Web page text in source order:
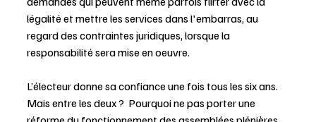
légalité et mettre les services dans l'embarras, au
regard des contraintes juridiques, lorsque la
responsabilité sera mise en oeuvre.
L’électeur donne sa confiance une fois tous les six ans.
Mais entre les deux ?  Pourquoi ne pas porter une